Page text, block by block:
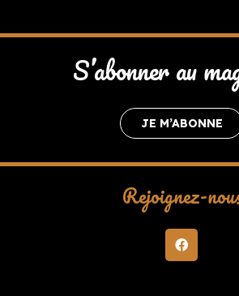
S’abonner au
JE M’ABONNE
Rejoignez-